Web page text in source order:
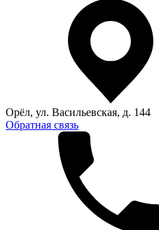
Орёл, ул. Васильевская, д. 144
Обратная связь